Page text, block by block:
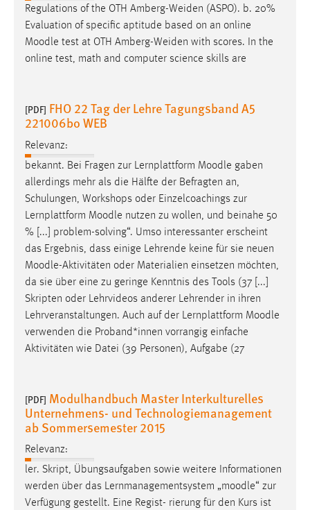
Regulations of the OTH Amberg-Weiden (ASPO). b. 20%
Evaluation of specific aptitude based on an online
Moodle test at OTH Amberg-Weiden with scores. In the
online test, math and computer science skills are
[PDF] FHO 22 Tag der Lehre Tagungsband A5
221006bo WEB
Relevanz:
bekannt. Bei Fragen zur Lernplattform Moodle gaben
allerdings mehr als die Hälfte der Befragten an,
Schulungen, Workshops oder Einzelcoachings zur
Lernplattform Moodle nutzen zu wollen, und beinahe 50
% [...] problem-solving“. Umso interessanter erscheint
das Ergebnis, dass einige Lehrende keine für sie neuen
Moodle-Aktivitäten oder Materialien einsetzen möchten,
da sie über eine zu geringe Kenntnis des Tools (37 [...]
Skripten oder Lehrvideos anderer Lehrender in ihren
Lehrveranstaltungen. Auch auf der Lernplattform Moodle
verwenden die Proband*innen vorrangig einfache
Aktivitäten wie Datei (39 Personen), Aufgabe (27
[PDF] Modulhandbuch Master Interkulturelles
Unternehmens- und Technologiemanagement
ab Sommersemester 2015
Relevanz:
ler. Skript, Übungsaufgaben sowie weitere Informationen
werden über das Lernmanagementsystem „moodle“ zur
Verfügung gestellt. Eine Regist- rierung für den Kurs ist